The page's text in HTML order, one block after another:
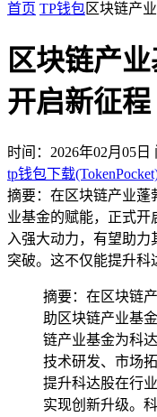
首页 TP钱包区块链产
区块链产
开启新征程
时间：2026年02月05日
tp钱包下载
摘要：在区块链产业蓬
业基金的赋能，正式开
入强大动力，有望助
突破。这不仅能提升科
摘要：在区块链
助区块链产业基
链产业基金为科
技术研发、市场
提升科达股在行
实现创新升级。